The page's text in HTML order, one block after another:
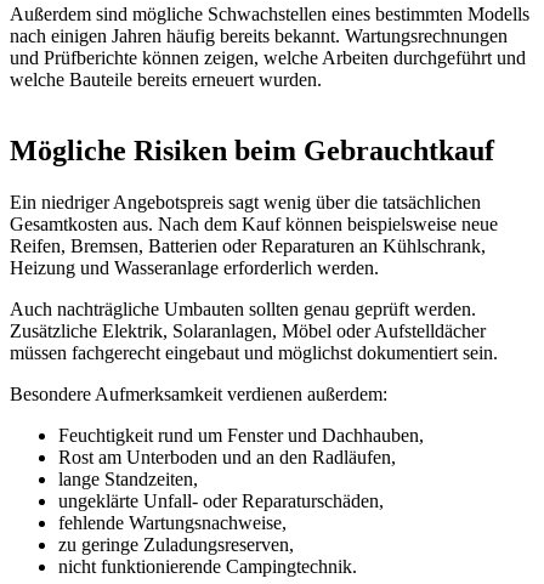
Außerdem sind mögliche Schwachstellen eines bestimmten Modells
nach einigen Jahren häufig bereits bekannt. Wartungsrechnungen
und Prüfberichte können zeigen, welche Arbeiten durchgeführt und
welche Bauteile bereits erneuert wurden.
Mögliche Risiken beim Gebrauchtkauf
Ein niedriger Angebotspreis sagt wenig über die tatsächlichen
Gesamtkosten aus. Nach dem Kauf können beispielsweise neue
Reifen, Bremsen, Batterien oder Reparaturen an Kühlschrank,
Heizung und Wasseranlage erforderlich werden.
Auch nachträgliche Umbauten sollten genau geprüft werden.
Zusätzliche Elektrik, Solaranlagen, Möbel oder Aufstelldächer
müssen fachgerecht eingebaut und möglichst dokumentiert sein.
Besondere Aufmerksamkeit verdienen außerdem:
Feuchtigkeit rund um Fenster und Dachhauben,
Rost am Unterboden und an den Radläufen,
lange Standzeiten,
ungeklärte Unfall- oder Reparaturschäden,
fehlende Wartungsnachweise,
zu geringe Zuladungsreserven,
nicht funktionierende Campingtechnik.